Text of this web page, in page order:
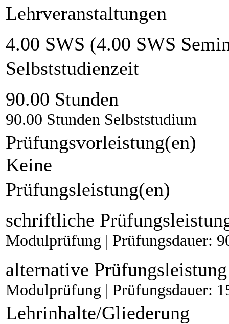
Lehrveranstaltungen
4.00 SWS (4.00 SWS
Selbststudienzeit
90.00 Stunden
90.00 Stunden Selbststudium
Prüfungsvorleistung(en)
Keine
Prüfungsleistung(en)
schriftliche
Modulprüfung | Prüfungsdauer:
alternative
Modulprüfung | Prüfungsdauer:
Lehrinhalte/Gliederung